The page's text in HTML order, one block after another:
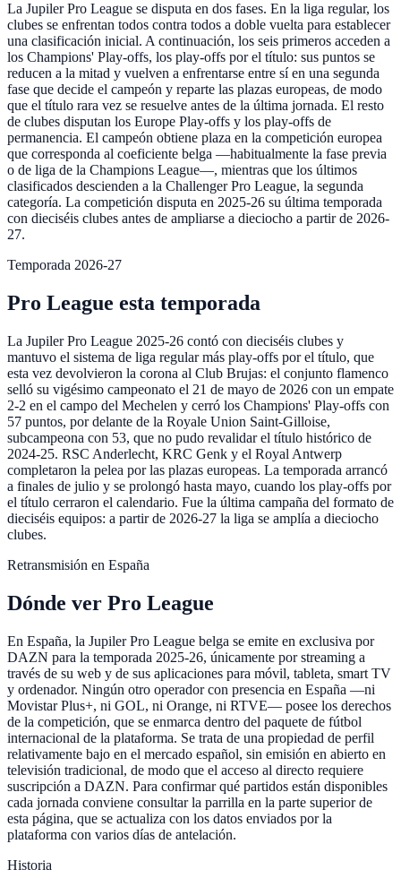
La Jupiler Pro League se disputa en dos fases. En la liga regular, los
clubes se enfrentan todos contra todos a doble vuelta para establecer
una clasificación inicial. A continuación, los seis primeros acceden a
los Champions' Play-offs, los play-offs por el título: sus puntos se
reducen a la mitad y vuelven a enfrentarse entre sí en una segunda
fase que decide el campeón y reparte las plazas europeas, de modo
que el título rara vez se resuelve antes de la última jornada. El resto
de clubes disputan los Europe Play-offs y los play-offs de
permanencia. El campeón obtiene plaza en la competición europea
que corresponda al coeficiente belga —habitualmente la fase previa
o de liga de la Champions League—, mientras que los últimos
clasificados descienden a la Challenger Pro League, la segunda
categoría. La competición disputa en 2025-26 su última temporada
con dieciséis clubes antes de ampliarse a dieciocho a partir de 2026-
27.
Temporada 2026-27
Pro League esta temporada
La Jupiler Pro League 2025-26 contó con dieciséis clubes y
mantuvo el sistema de liga regular más play-offs por el título, que
esta vez devolvieron la corona al Club Brujas: el conjunto flamenco
selló su vigésimo campeonato el 21 de mayo de 2026 con un empate
2-2 en el campo del Mechelen y cerró los Champions' Play-offs con
57 puntos, por delante de la Royale Union Saint-Gilloise,
subcampeona con 53, que no pudo revalidar el título histórico de
2024-25. RSC Anderlecht, KRC Genk y el Royal Antwerp
completaron la pelea por las plazas europeas. La temporada arrancó
a finales de julio y se prolongó hasta mayo, cuando los play-offs por
el título cerraron el calendario. Fue la última campaña del formato de
dieciséis equipos: a partir de 2026-27 la liga se amplía a dieciocho
clubes.
Retransmisión en España
Dónde ver Pro League
En España, la Jupiler Pro League belga se emite en exclusiva por
DAZN para la temporada 2025-26, únicamente por streaming a
través de su web y de sus aplicaciones para móvil, tableta, smart TV
y ordenador. Ningún otro operador con presencia en España —ni
Movistar Plus+, ni GOL, ni Orange, ni RTVE— posee los derechos
de la competición, que se enmarca dentro del paquete de fútbol
internacional de la plataforma. Se trata de una propiedad de perfil
relativamente bajo en el mercado español, sin emisión en abierto en
televisión tradicional, de modo que el acceso al directo requiere
suscripción a DAZN. Para confirmar qué partidos están disponibles
cada jornada conviene consultar la parrilla en la parte superior de
esta página, que se actualiza con los datos enviados por la
plataforma con varios días de antelación.
Historia